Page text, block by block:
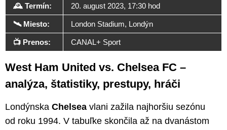
🕰️ Termín: 20. august 2023, 17:30 hod
🛰️ Miesto: London Stadium, Londýn
📺 Prenos: CANAL+ Sport
West Ham United vs. Chelsea FC –
analýza, štatistiky, prestupy, hráči
Londýnska Chelsea vlani zažila najhoršiu sezónu
od roku 1994. V tabuľke skončila až na dvanástom